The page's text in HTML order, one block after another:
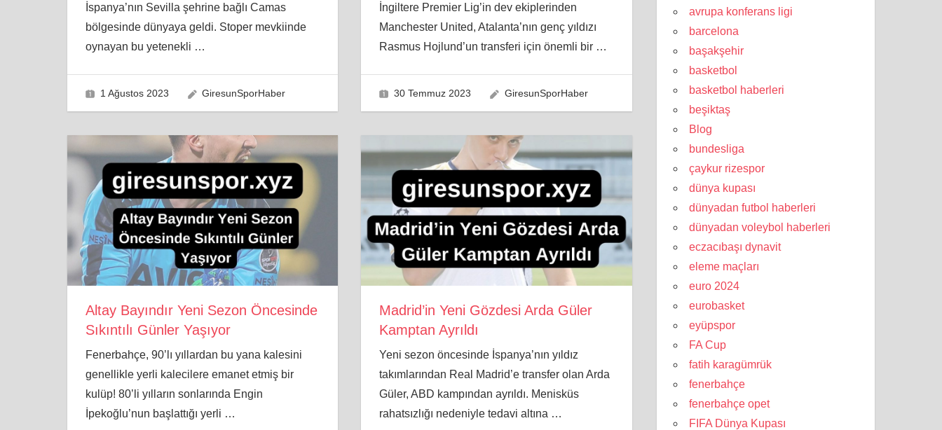
İspanya’nın Sevilla şehrine bağlı Camas
bölgesinde dünyaya geldi. Stoper mevkiinde
oynayan bu yetenekli …
1 Ağustos 2023 GiresunSporHaber
İngiltere Premier Lig’in dev ekiplerinden
Manchester United, Atalanta’nın genç yıldızı
Rasmus Hojlund’un transferi için önemli bir …
30 Temmuz 2023 GiresunSporHaber
Altay Bayındır Yeni Sezon Öncesinde
Sıkıntılı Günler Yaşıyor
Fenerbahçe, 90’lı yıllardan bu yana kalesini
genellikle yerli kalecilere emanet etmiş bir
kulüp! 80’li yılların sonlarında Engin
İpekoğlu’nun başlattığı yerli …
Madrid’in Yeni Gözdesi Arda Güler
Kamptan Ayrıldı
Yeni sezon öncesinde İspanya’nın yıldız
takımlarından Real Madrid’e transfer olan Arda
Güler, ABD kampından ayrıldı. Menisküs
rahatsızlığı nedeniyle tedavi altına …
avrupa konferans ligi
barcelona
başakşehir
basketbol
basketbol haberleri
beşiktaş
Blog
bundesliga
çaykur rizespor
dünya kupası
dünyadan futbol haberleri
dünyadan voleybol haberleri
eczacıbaşı dynavit
eleme maçları
euro 2024
eurobasket
eyüpspor
FA Cup
fatih karagümrük
fenerbahçe
fenerbahçe opet
FIFA Dünya Kupası